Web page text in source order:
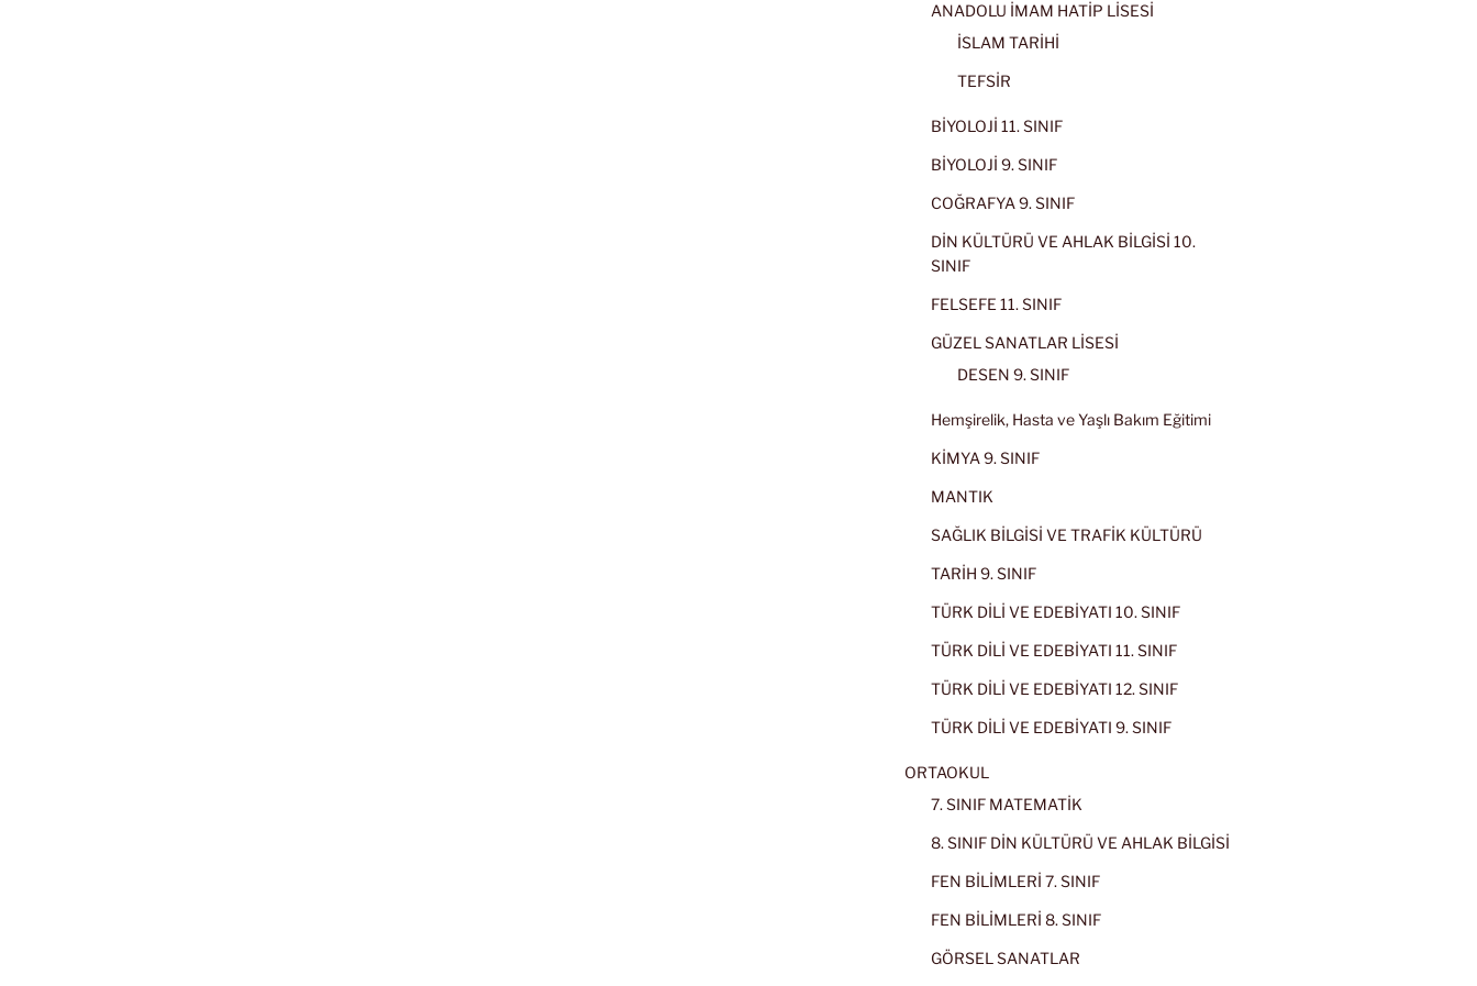
ANADOLU İMAM HATİP LİSESİ
İSLAM TARİHİ
TEFSİR
BİYOLOJİ 11. SINIF
BİYOLOJİ 9. SINIF
COĞRAFYA 9. SINIF
DİN KÜLTÜRÜ VE AHLAK BİLGİSİ 10.
SINIF
FELSEFE 11. SINIF
GÜZEL SANATLAR LİSESİ
DESEN 9. SINIF
Hemşirelik, Hasta ve Yaşlı Bakım Eğitimi
KİMYA 9. SINIF
MANTIK
SAĞLIK BİLGİSİ VE TRAFİK KÜLTÜRÜ
TARİH 9. SINIF
TÜRK DİLİ VE EDEBİYATI 10. SINIF
TÜRK DİLİ VE EDEBİYATI 11. SINIF
TÜRK DİLİ VE EDEBİYATI 12. SINIF
TÜRK DİLİ VE EDEBİYATI 9. SINIF
ORTAOKUL
7. SINIF MATEMATİK
8. SINIF DİN KÜLTÜRÜ VE AHLAK BİLGİSİ
FEN BİLİMLERİ 7. SINIF
FEN BİLİMLERİ 8. SINIF
GÖRSEL SANATLAR